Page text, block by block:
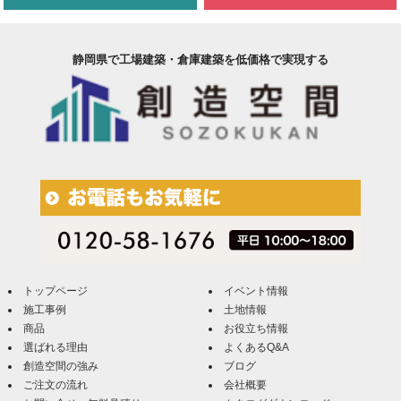
静岡県で工場建築・倉庫建築を低価格で実現する
トップページ
施工事例
商品
選ばれる理由
創造空間の強み
ご注文の流れ
イベント情報
土地情報
お役立ち情報
よくあるQ&A
ブログ
会社概要